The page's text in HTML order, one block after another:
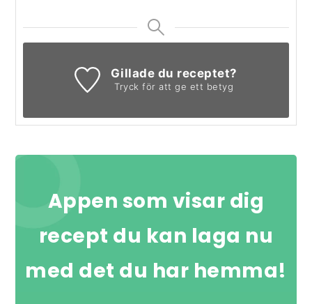
Gillade du receptet?
Tryck för att ge ett betyg
Appen som visar dig
recept du kan laga nu
med det du har hemma!